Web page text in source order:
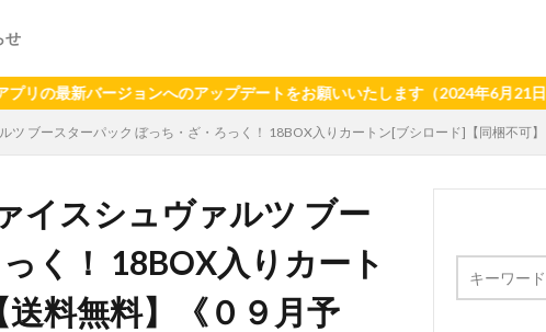
せ
新バージョンへのアップデートをお願いいたします（2024年6月21日以降、
ツ ブースターパック ぼっち・ざ・ろっく！ 18BOX入りカートン[ブシロード]【同梱不可
イスシュヴァルツ ブー
く！ 18BOX入りカート
料無料】《０９月予